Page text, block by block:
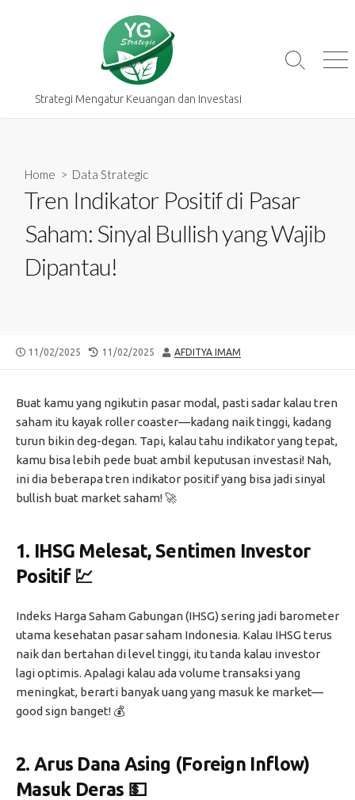
Strategi Mengatur Keuangan dan Investasi
Search
Home > Data Strategic
Tren Indikator Positif di Pasar
Saham: Sinyal Bullish yang Wajib
Dipantau!
PUBLISHED
11/02/2025
LAST
11/02/2025 AUTHOR
AFDITYA IMAM
Buat kamu yang ngikutin pasar modal, pasti sadar kalau tren
saham itu kayak roller coaster—kadang naik tinggi, kadang
turun bikin deg-degan. Tapi, kalau tahu indikator yang tepat,
kamu bisa lebih pede buat ambil keputusan investasi! Nah,
ini dia beberapa tren indikator positif yang bisa jadi sinyal
bullish buat market saham! 🚀
1. IHSG Melesat, Sentimen Investor
Positif💹
Indeks Harga Saham Gabungan (IHSG) sering jadi barometer
utama kesehatan pasar saham Indonesia. Kalau IHSG terus
naik dan bertahan di level tinggi, itu tanda kalau investor
lagi optimis. Apalagi kalau ada volume transaksi yang
meningkat, berarti banyak uang yang masuk ke market—
good sign banget! 💰
2. Arus Dana Asing (Foreign Inflow)
Masuk Deras 💵